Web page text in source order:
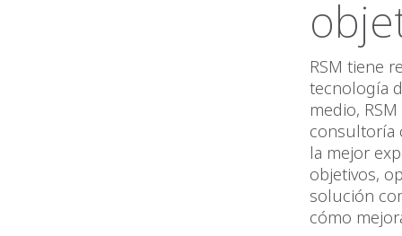
RSM tiene
tecnología
medio,
consultoría
la mejor
objetivos,
solución
cómo